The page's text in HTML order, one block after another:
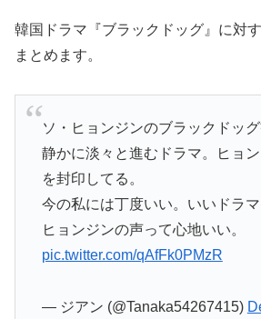
韓国ドラマ『ブラックドッグ』に対
まとめます。
ソ・ヒョンジンのブラックドッグ
静かに淡々と進むドラマ。ヒョ
を封印してる。
今の私には丁度いい。いいドラマ
ヒョンジンの声って心地いい。
pic.twitter.com/qAfFk0PMzR
— ジアン (@Tanaka54267415)